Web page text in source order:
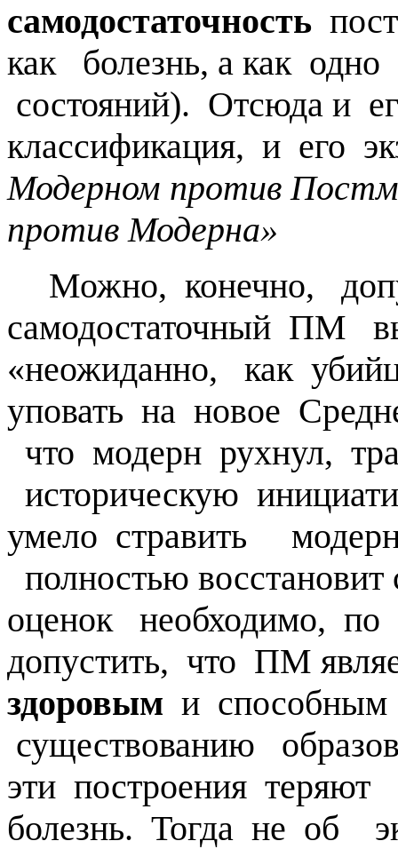
самодостаточность
как болезнь, а как
состояний). Отсюда и
классификация, и его
Модерном против
против Модерна»
Можно, конечно,
самодостаточный ПМ
«неожиданно, как
уповать на новое
что модерн рухнул,
историческую
умело стравить
полностью
оценок необходимо, по
допустить, что ПМ
здоровым и способным
существованию
эти построения
болезнь. Тогда не об